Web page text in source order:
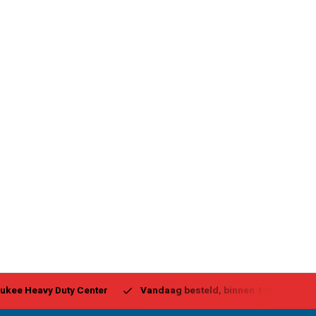
Heavy Duty Center Vandaag besteld, binnen 1-2 dagen